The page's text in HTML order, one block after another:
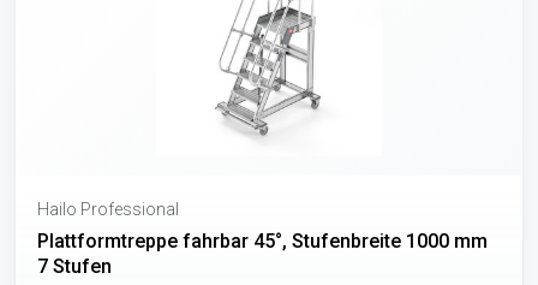
Hailo Professional
Plattformtreppe fahrbar 45°, Stufenbreite 1000 mm
7 Stufen